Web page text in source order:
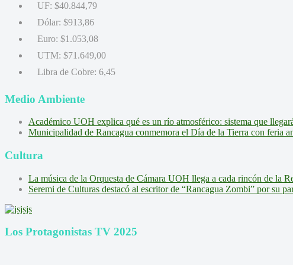
UF: $40.844,79
Dólar: $913,86
Euro: $1.053,08
UTM: $71.649,00
Libra de Cobre: 6,45
Medio Ambiente
Académico UOH explica qué es un río atmosférico: sistema que
Municipalidad de Rancagua conmemora el Día de la Tierra con feria
Cultura
La música de la Orquesta de Cámara UOH llega a cada rincón de la
Seremi de Culturas destacó al escritor de “Rancagua Zombi” por su
Los Protagonistas TV 2025